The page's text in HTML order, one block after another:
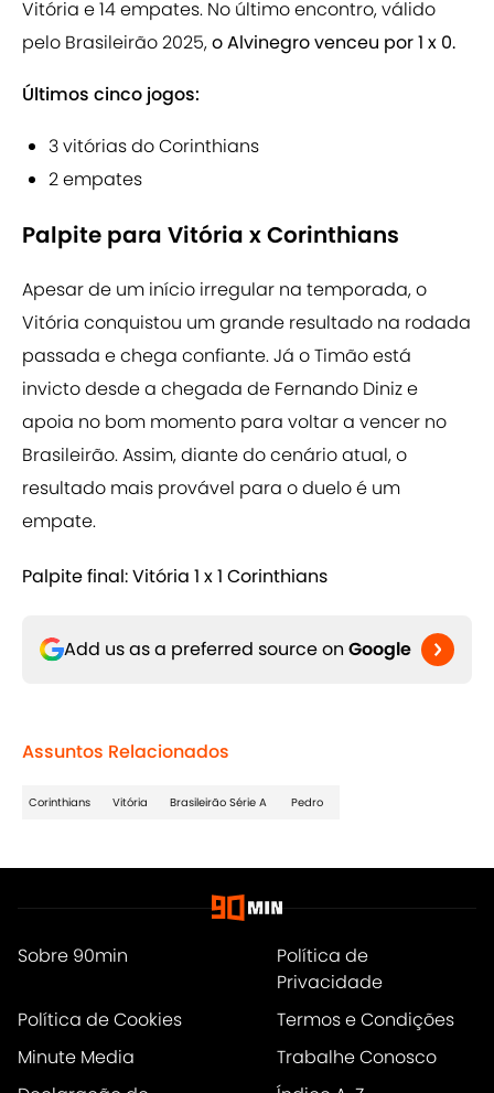
Vitória e 14 empates. No último encontro, válido
pelo Brasileirão 2025,o Alvinegro venceu por 1 x 0.
Últimos cinco jogos:
3 vitórias do Corinthians
2 empates
Palpite para Vitória x Corinthians
Apesar de um início irregular na temporada, o
Vitória conquistou um grande resultado na rodada
passada e chega confiante. Já o Timão está
invicto desde a chegada de Fernando Diniz e
apoia no bom momento para voltar a vencer no
Brasileirão. Assim, diante do cenário atual, o
resultado mais provável para o duelo é um
empate.
Palpite final: Vitória 1 x 1 Corinthians
Add us as a preferred source on Google
Assuntos Relacionados
Corinthians Vitória Brasileirão Série A Pedro
Sobre 90min
Política de
Privacidade
Política de Cookies
Termos e Condições
Minute Media
Trabalhe Conosco